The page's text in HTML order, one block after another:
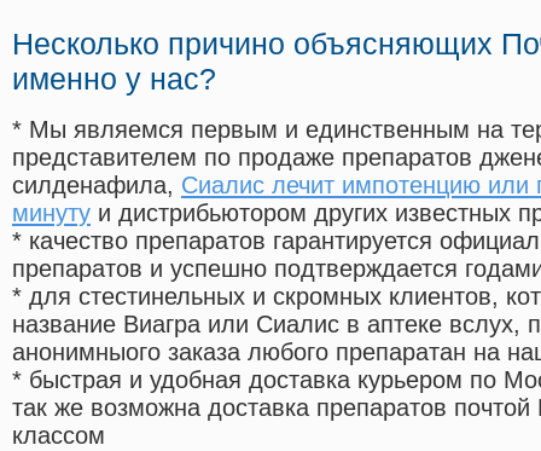
Несколько причино объясняющих
именно у нас?
* Мы являемся первым и единственным на
представителем по продаже препаратов
силденафила, Сиалис лечит импотенцию или
минуту и дистрибьютором других известных
* качество препаратов гарантируется
препаратов и успешно подтверждается
* для стестинельных и скромных клиентов,
название Виагра или Сиалис в аптеке вслух,
анонимныого заказа любого препаратан на
* быстрая и удобная доставка курьером по
так же возможна доставка препаратов
классом